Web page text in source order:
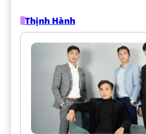
Thịnh Hành